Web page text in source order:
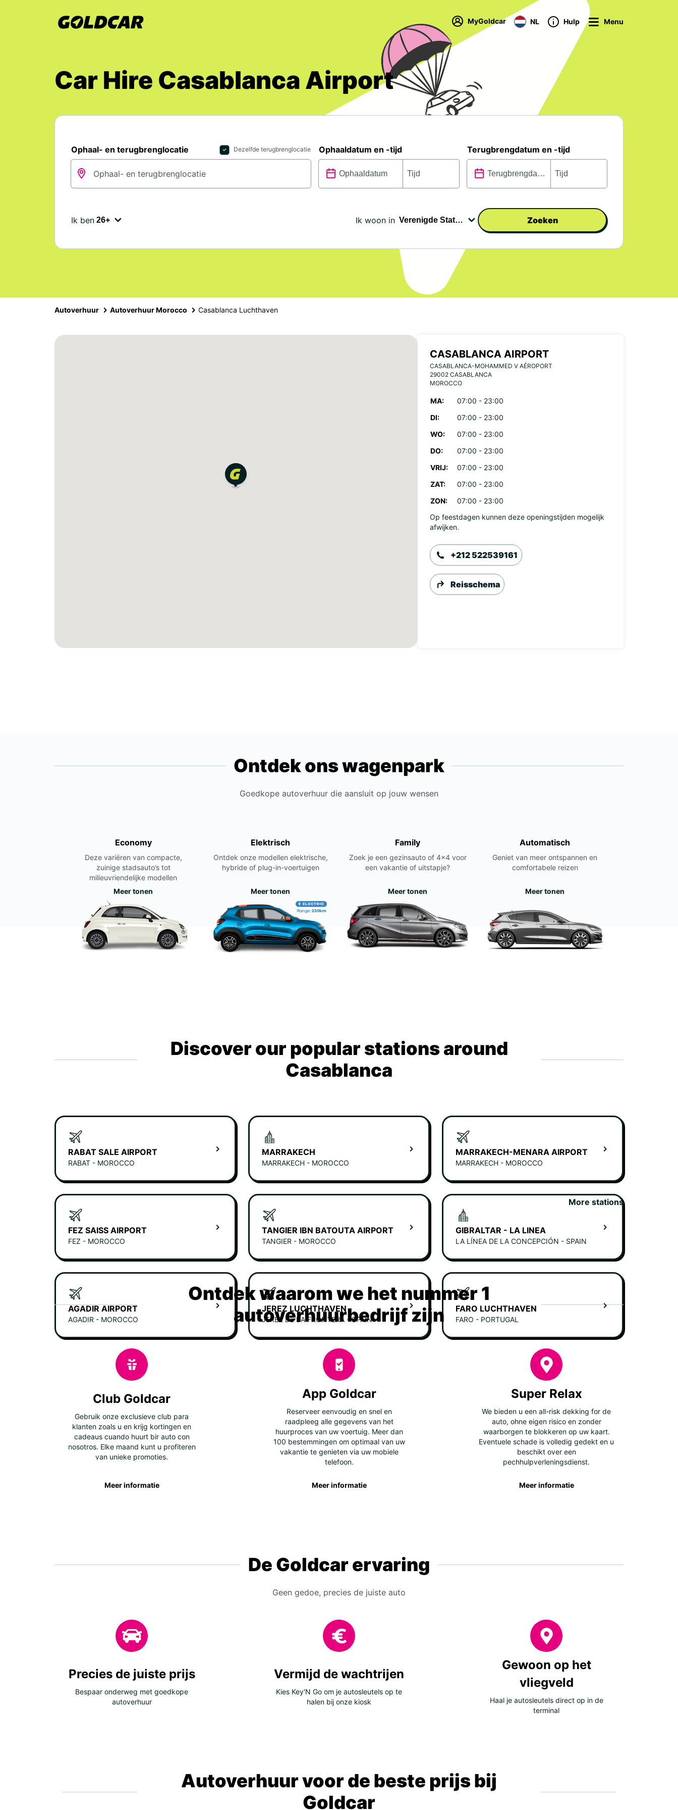
MyGoldcar NL Hulp Menu
Car Hire Casablanca Airport
Ophaal- en terugbrenglocatie Dezelfde terugbrenglocatie Ophaaldatum en -tijd Terugbrengdatum en -tijd
Ik ben Ik woon in Zoeken
Autoverhuur Autoverhuur Morocco Casablanca Luchthaven
CASABLANCA AIRPORT
CASABLANCA-MOHAMMED V AÉROPORT
29002 CASABLANCA
MOROCCO
MA:
07:00 - 23:00
DI:
07:00 - 23:00
WO:
07:00 - 23:00
DO:
07:00 - 23:00
VRIJ:
07:00 - 23:00
ZAT:
07:00 - 23:00
ZON:
07:00 - 23:00
Op feestdagen kunnen deze openingstijden mogelijk
afwijken.
+212 522539161
Reisschema
Ontdek ons wagenpark
Goedkope autoverhuur die aansluit op jouw wensen
Economy
Deze variëren van compacte,
zuinige stadsauto’s tot
milieuvriendelijke modellen
Meer tonen
Elektrisch
Ontdek onze modellen elektrische,
hybride of plug-in-voertuigen
Meer tonen
Family
Zoek je een gezinsauto of 4x4 voor
een vakantie of uitstapje?
Meer tonen
Automatisch
Geniet van meer ontspannen en
comfortabele reizen
Meer tonen
Discover our popular stations around
Casablanca
RABAT SALE AIRPORT
RABAT - MOROCCO
MARRAKECH
MARRAKECH - MOROCCO
MARRAKECH-MENARA AIRPORT
MARRAKECH - MOROCCO
FEZ SAISS AIRPORT
FEZ - MOROCCO
TANGIER IBN BATOUTA AIRPORT
TANGIER - MOROCCO
GIBRALTAR - LA LINEA
LA LÍNEA DE LA CONCEPCIÓN - SPAIN
AGADIR AIRPORT
AGADIR - MOROCCO
JEREZ LUCHTHAVEN
JEREZ DE LA FRONTERA - SPAIN
FARO LUCHTHAVEN
FARO - PORTUGAL
More stations
Ontdek waarom we het nummer 1
autoverhuurbedrijf zijn
Club Goldcar
Gebruik onze exclusieve club para
klanten zoals u en krijg kortingen en
cadeaus cuando huurt bir auto con
nosotros. Elke maand kunt u profiteren
van unieke promoties.
Meer informatie
App Goldcar
Reserveer eenvoudig en snel en
raadpleeg alle gegevens van het
huurproces van uw voertuig. Meer dan
100 bestemmingen om optimaal van uw
vakantie te genieten via uw mobiele
telefoon.
Meer informatie
Super Relax
We bieden u een all-risk dekking for de
auto, ohne eigen risico en zonder
waarborgen te blokkeren op uw kaart.
Eventuele schade is volledig gedekt en u
beschikt over een
pechhulpverleningsdienst.
Meer informatie
De Goldcar ervaring
Geen gedoe, precies de juiste auto
Precies de juiste prijs
Bespaar onderweg met goedkope
autoverhuur
Vermijd de wachtrijen
Kies Key'N Go om je autosleutels op te
halen bij onze kiosk
Gewoon op het
vliegveld
Haal je autosleutels direct op in de
terminal
Autoverhuur voor de beste prijs bij
Goldcar